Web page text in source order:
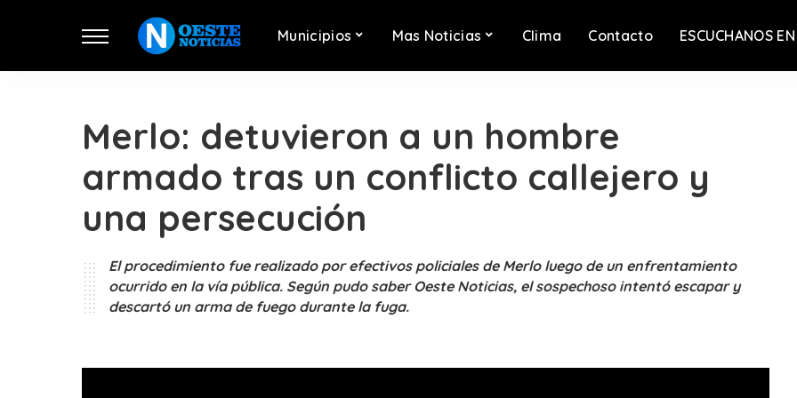
Municipios Mas Noticias Clima Contacto ESCUCHANOS
Merlo: detuvieron a un hombre
armado tras un conflicto callejero y
una persecución
El procedimiento fue realizado por efectivos policiales de Merlo luego de un enfrentamiento
ocurrido en la vía pública. Según pudo saber Oeste Noticias, el sospechoso intentó escapar y
descartó un arma de fuego durante la fuga.